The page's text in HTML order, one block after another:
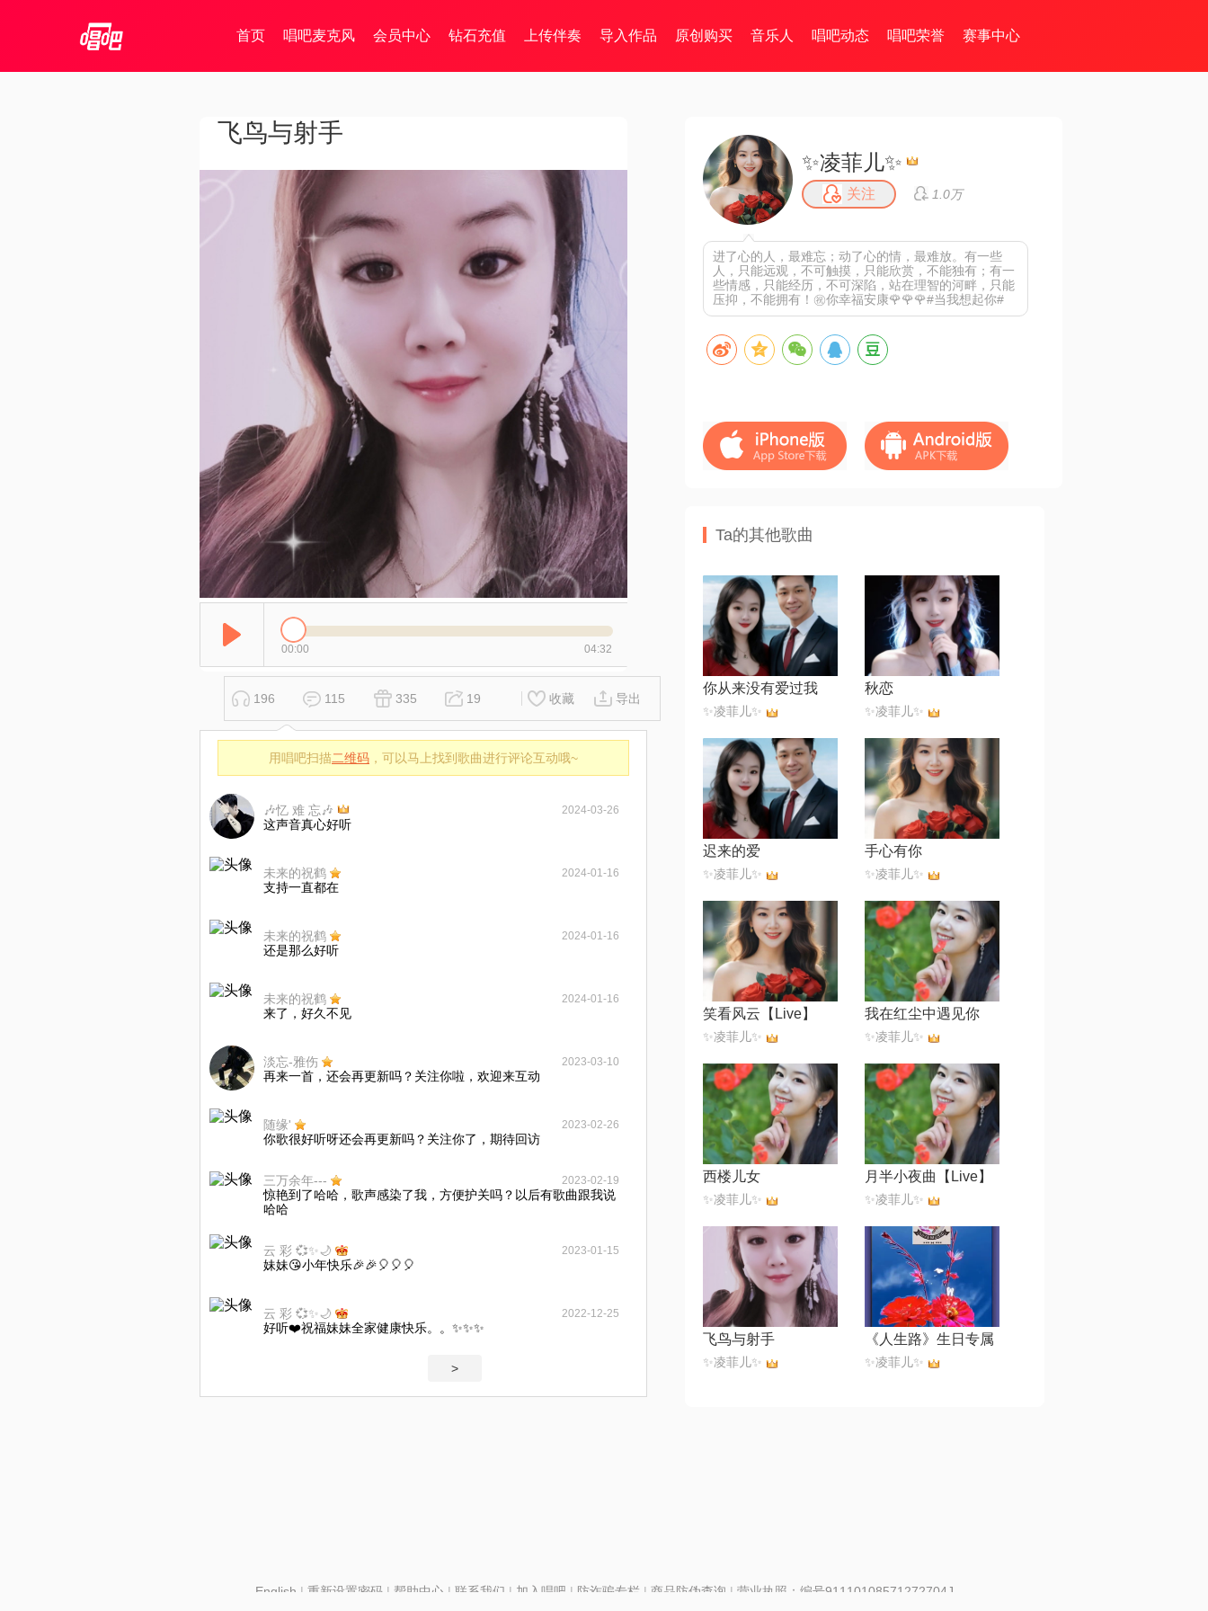
首页 唱吧麦克风 会员中心 钻石充值 上传伴奏 导入作品 原创购买 音乐人 唱吧动态 唱吧荣誉 赛事中心
飞鸟与射手
00:00 04:32
196 115 335 19 收藏 导出
用唱吧扫描二维码 ，可以马上找到歌曲进行评论互动哦~
🎶忆 难 忘🎶 2024-03-26
这声音真心好听
未来的祝鹤 2024-01-16
支持一直都在
未来的祝鹤 2024-01-16
还是那么好听
未来的祝鹤 2024-01-16
来了，好久不见
淡忘-雅伤 2023-03-10
再来一首，还会再更新吗？关注你啦，欢迎来互动
随缘' 2023-02-26
你歌很好听呀还会再更新吗？关注你了，期待回访
三万余年--- 2023-02-19
惊艳到了哈哈，歌声感染了我，方便护关吗？以后有歌曲跟我说
哈哈
云 彩 💞✨🌙 2023-01-15
妹妹😘小年快乐🎉🎉🎈🎈🎈
云 彩 💞✨🌙 2022-12-25
好听❤️祝福妹妹全家健康快乐。。✨✨✨
>
✨凌菲儿✨
关注 1.0万
进了心的人，最难忘；动了心的情，最难放。有一些
人，只能远观，不可触摸，只能欣赏，不能独有；有一
些情感，只能经历，不可深陷，站在理智的河畔，只能
压抑，不能拥有！㊗你幸福安康🌹🌹🌹#当我想起你#
Ta的其他歌曲
你从来没有爱过我
✨凌菲儿✨
秋恋
✨凌菲儿✨
迟来的爱
✨凌菲儿✨
手心有你
✨凌菲儿✨
笑看风云【Live】
✨凌菲儿✨
我在红尘中遇见你
✨凌菲儿✨
西楼儿女
✨凌菲儿✨
月半小夜曲【Live】
✨凌菲儿✨
飞鸟与射手
✨凌菲儿✨
《人生路》生日专属
✨凌菲儿✨
English | 重新设置密码| 帮助中心 | 联系我们 | 加入唱吧 | 防诈骗专栏 | 商品防伪查询 | 营业执照：编号91110108571272704J